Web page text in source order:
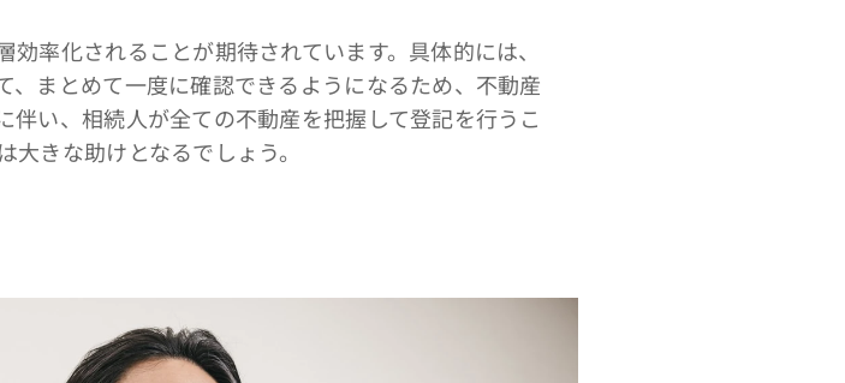
率化されることが期待されています。具体的には、
まとめて一度に確認できるようになるため、不動産
い、相続人が全ての不動産を把握して登記を行うこ
きな助けとなるでしょう。